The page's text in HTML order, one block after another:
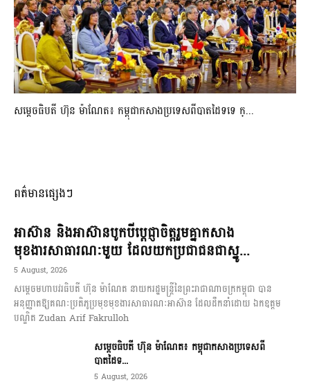
សម្ដេចធិបតី ហ៊ុន ម៉ាណែត៖ កម្ពុជាកសាងប្រទេសពីបាតដៃទទេ ក្...
ពត៌មានផ្សេងៗ
អាស៊ាន និងអាស៊ានបូកបីប្តេជ្ញាចិត្តរួមគ្នាកសាង
មុខងារសាធារណៈមួយ ដែលយកប្រជាជនជាស្នូ...
5 August, 2026
សម្តេចមហាបវរធិបតី ហ៊ុន ម៉ាណែត នាយករដ្ឋមន្ត្រីនៃព្រះរាជាណាចក្រកម្ពុជា បាន
អនុញ្ញាតឱ្យគណៈប្រតិភូប្រមុខមុខងារសាធារណៈអាស៊ាន ដែលដឹកនាំដោយ ឯកឧត្តម
បណ្ឌិត Zudan Arif Fakrulloh
សម្ដេចធិបតី ហ៊ុន ម៉ាណែត៖ កម្ពុជាកសាងប្រទេសពី
បាតដៃទ...
5 August, 2026